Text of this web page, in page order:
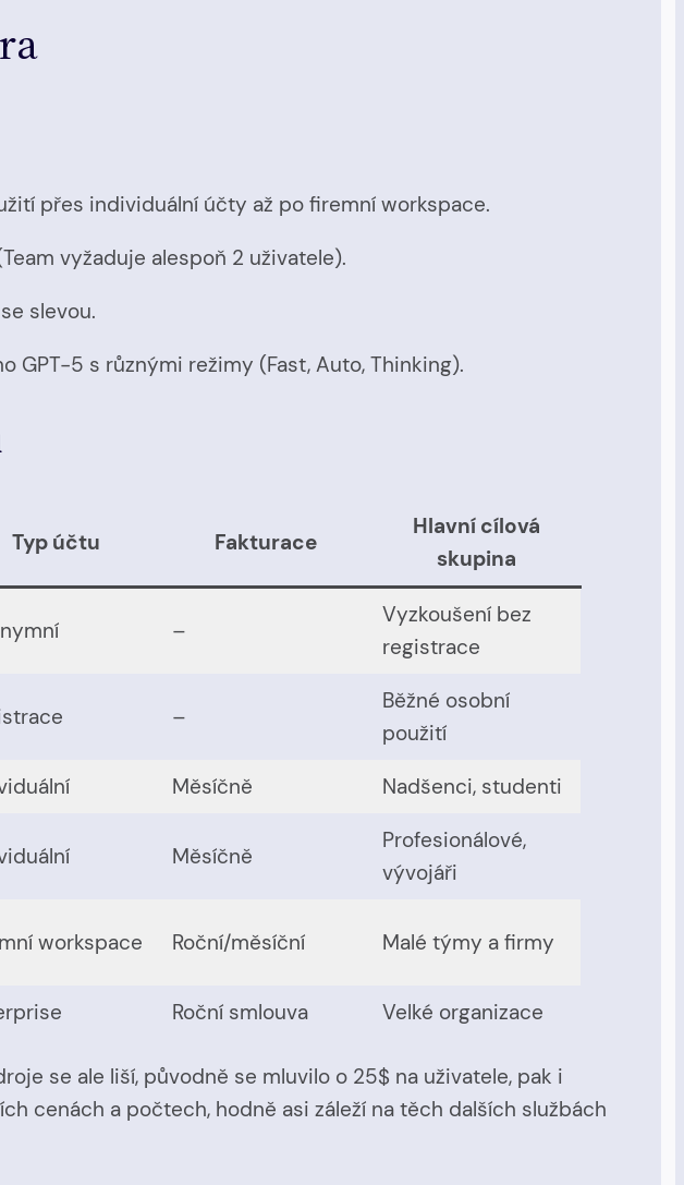
přes individuální účty až po firemní workspace.
vyžaduje alespoň 2 uživatele).
slevou.
GPT-5 s různými režimy (Fast, Auto, Thinking).
Typ účtu Fakturace
Hlavní cílová
skupina
–
Vyzkoušení bez
registrace
–
Běžné osobní
použití
Měsíčně Nadšenci, studenti
Měsíčně
Profesionálové,
vývojáři
workspace Roční/měsíční Malé týmy a firmy
Roční smlouva Velké organizace
se ale liší, původně se mluvilo o 25$ na uživatele, pak i
cenách a počtech, hodně asi záleží na těch dalších službách